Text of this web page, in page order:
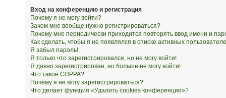
Вход на конференцию и регистрация
Почему я не могу войти?
Зачем мне вообще нужно регистрироваться?
Почему мне периодически приходится повторять ввод имени и
Как сделать, чтобы я не появлялся в списке активных
Я забыл пароль!
Я только что зарегистрировался, но не могу войти!
Я давно зарегистрирован, но больше не могу войти!
Что такое COPPA?
Почему я не могу зарегистрироваться?
Что делает функция «Удалить cookies конференции»?